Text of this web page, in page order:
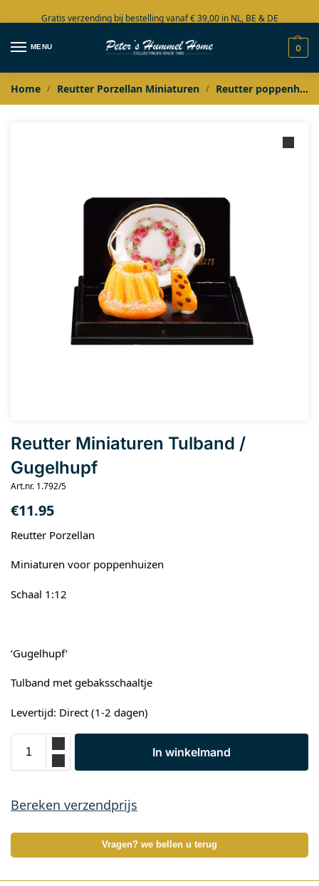
Gratis verzending bij bestelling vanaf € 39,00 in NL, BE & DE
Grote collectie in voorraad
MENU 0
Home / Reutter Porzellan Miniaturen / Reutter poppenhuis miniaturen
Reutter Miniaturen Tulband /
Gugelhupf
Art.nr. 1.792/5
€11.95
Reutter Porzellan
Miniaturen voor poppenhuizen
Schaal 1:12
‘Gugelhupf’
Tulband met gebaksschaaltje
Levertijd: Direct (1-2 dagen)
In winkelmand
Bereken verzendprijs
Vragen? we bellen u terug